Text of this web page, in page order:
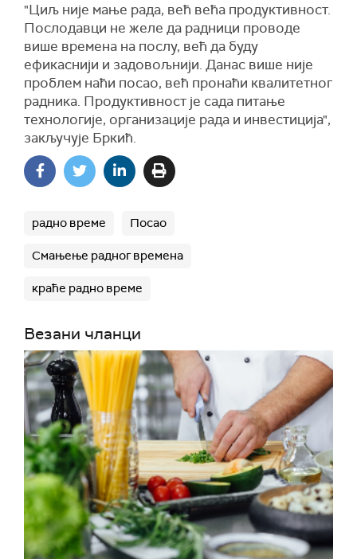
"Циљ није мање рада, већ већа продуктивност.
Послодавци не желе да радници проводе
више времена на послу, већ да буду
ефикаснији и задовољнији. Данас више није
проблем наћи посао, већ пронаћи квалитетног
радника. Продуктивност је сада питање
технологије, организације рада и инвестиција",
закључује Бркић.
радно време Посао
Смањење радног времена
краће радно време
Везани чланци